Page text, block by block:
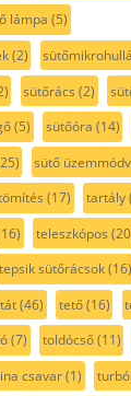
lámpa (5)
(2)
sütőrács (2)
(5) sütőóra (14)
sütő
(17) tartály
teleszkópos
tepsik sütőrácsok(16)
(46) tető(16)
(7) toldócső(11)
csavar(1)